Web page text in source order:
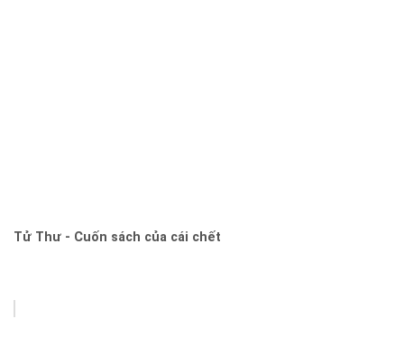
Tử Thư - Cuốn sách của cái chết